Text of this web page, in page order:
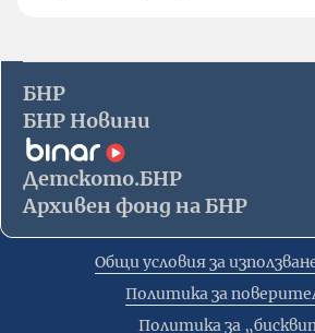
БНР
БНР Новини
Детското.БНР
Архивен фонд на БНР
Общи условия за
Политика за
Политика за